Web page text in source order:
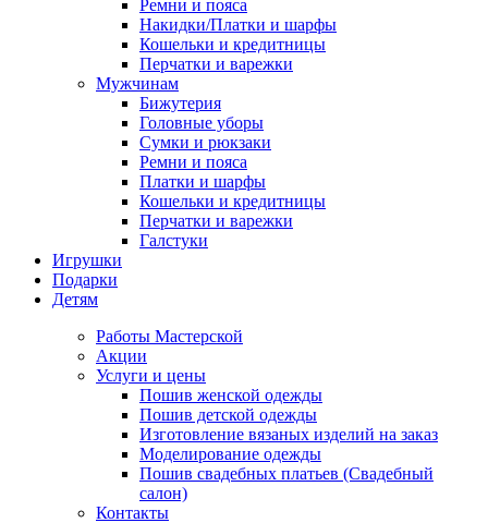
Ремни и пояса
Накидки/Платки и шарфы
Кошельки и кредитницы
Перчатки и варежки
Мужчинам
Бижутерия
Головные уборы
Сумки и рюкзаки
Ремни и пояса
Платки и шарфы
Кошельки и кредитницы
Перчатки и варежки
Галстуки
Игрушки
Подарки
Детям
Работы Мастерской
Акции
Услуги и цены
Пошив женской одежды
Пошив детской одежды
Изготовление вязаных изделий на заказ
Моделирование одежды
Пошив свадебных платьев (Свадебный
салон)
Контакты